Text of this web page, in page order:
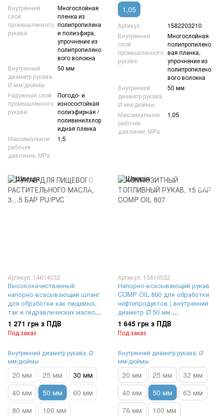
Внутренний
слой
промышленного
рукава
Многослойная
пленка из
полипропилена
и полиэфира,
упрочнение из
полипропилено
вого волокна
Внутренний
диаметр рукава,
Ø мм/дюймы
50 мм
Наружный слой
промышленного
рукава
Погодо- и
износостойкая
полиэфирная /
поливинилхлор
идная пленка
Максимальное
рабочее
давление, MPa
1,5
1,05
Артикул
1582203210
Внутренний
слой
промышленного
рукава
Многослойная
полипропилено
вая пленка,
упрочнение из
полипропилено
вого волокна
Внутренний
диаметр рукава,
Ø мм/дюймы
50 мм
Максимальное
рабочее
давление, MPa
1,05
Артикул: 14614032
Высококачественный
напорно-всасывающий шланг
для обработки как пищевых,
так и гидравлических масел |
внутренний диаметр Ø 50 мм,
максимальное рабочее
давление 4 Бар (0,4 MPa),
1 271 грн з ПДВ
Под заказ
Внутренний диаметр рукава, Ø
мм/дюймы
20 мм 25 мм
30 мм
40 мм
50 мм
60 мм
80 мм
100 мм
Артикул: 15810032
Напорно-всасывающий рукав
COMP OIL 800 для обработки
нефтепродуктов | внутренний
диаметр Ø 50 мм,
максимальное рабочее
давление 15 Бар (1,5 MPa)
1 645 грн з ПДВ
Под заказ
Внутренний диаметр рукава, Ø
мм/дюймы
20 мм 25 мм
32 мм
40 мм
50 мм
63 мм
76 мм
100 мм